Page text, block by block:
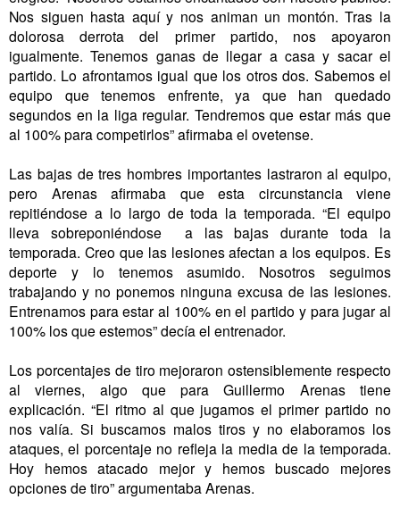
Nos siguen hasta aquí y nos animan un montón. Tras la
dolorosa derrota del primer partido, nos apoyaron
igualmente. Tenemos ganas de llegar a casa y sacar el
partido. Lo afrontamos igual que los otros dos. Sabemos el
equipo que tenemos enfrente, ya que han quedado
segundos en la liga regular. Tendremos que estar más que
al 100% para competirlos” afirmaba el ovetense.
Las bajas de tres hombres importantes lastraron al equipo,
pero Arenas afirmaba que esta circunstancia viene
repitiéndose a lo largo de toda la temporada. “El equipo
lleva sobreponiéndose a las bajas durante toda la
temporada. Creo que las lesiones afectan a los equipos. Es
deporte y lo tenemos asumido. Nosotros seguimos
trabajando y no ponemos ninguna excusa de las lesiones.
Entrenamos para estar al 100% en el partido y para jugar al
100% los que estemos” decía el entrenador.
Los porcentajes de tiro mejoraron ostensiblemente respecto
al viernes, algo que para Guillermo Arenas tiene
explicación. “El ritmo al que jugamos el primer partido no
nos valía. Si buscamos malos tiros y no elaboramos los
ataques, el porcentaje no refleja la media de la temporada.
Hoy hemos atacado mejor y hemos buscado mejores
opciones de tiro” argumentaba Arenas.